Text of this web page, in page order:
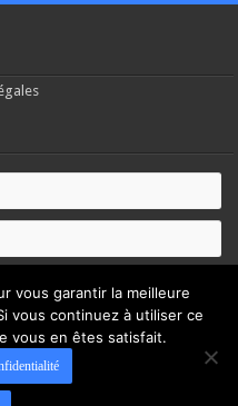
vous garantir la meilleure
vous continuez à utiliser ce
vous en êtes satisfait.